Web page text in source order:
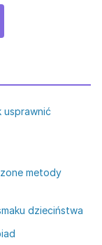
usprawnić
metody
dzieciństwa